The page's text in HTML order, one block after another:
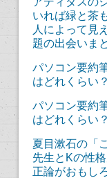
いれば緑と茶
人によって見
題の出会いま
パソコン要約
はどれくらい？
パソコン要約
はどれくらい？
夏目漱石の「
先生とKの性
正論がおもし